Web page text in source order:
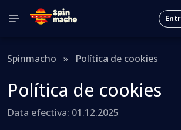
Spinmacho » Política de cookies
Política de cookies
Data efectiva: 01.12.2025